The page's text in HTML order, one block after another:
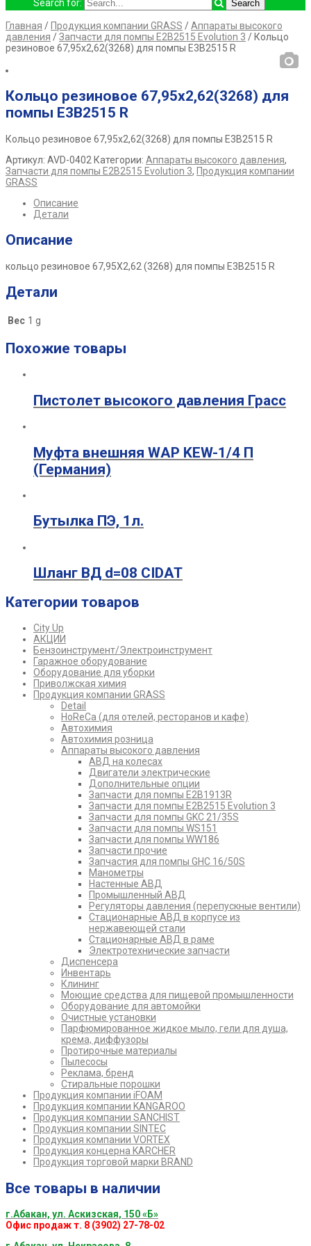
Search for:
Главная / Продукция компании GRASS /Аппараты высокого
давления /Запчасти для помпы E2B2515 Evolution 3 / Кольцо
резиновое 67,95х2,62(3268) для помпы E3B2515 R
Кольцо резиновое 67,95х2,62(3268) для
помпы E3B2515 R
Кольцо резиновое 67,95х2,62(3268) для помпы E3B2515 R
Артикул: AVD-0402 Категории: Аппараты высокого давления,
Запчасти для помпы E2B2515 Evolution 3, Продукция компании
GRASS
Описание
Детали
Описание
кольцо резиновое 67,95X2,62 (3268) для помпы E3B2515 R
Детали
Вес 1 g
Похожие товары
Пистолет высокого давления Грасс
Муфта внешняя WAP KEW-1/4 П
(Германия)
Бутылка ПЭ, 1л.
Шланг ВД d=08 CIDAT
Категории товаров
City Up
АКЦИИ
Бензоинструмент/Электроинструмент
Гаражное оборудование
Оборудование для уборки
Приволжская химия
Продукция компании GRASS
Detail
HoReCa (для отелей, ресторанов и кафе)
Автохимия
Автохимия розница
Аппараты высокого давления
АВД на колесах
Двигатели электрические
Дополнительные опции
Запчасти для помпы E2B1913R
Запчасти для помпы E2B2515 Evolution 3
Запчасти для помпы GKC 21/35S
Запчасти для помпы WS151
Запчасти для помпы WW186
Запчасти прочие
Запчастия для помпы GHC 16/50S
Манометры
Настенные АВД
Промышленный АВД
Регуляторы давления (перепускные вентили)
Стационарные АВД в корпусе из
нержавеющей стали
Стационарные АВД в раме
Электротехнические запчасти
Диспенсера
Инвентарь
Клининг
Моющие средства для пищевой промышленности
Оборудование для автомойки
Очистные установки
Парфюмированное жидкое мыло, гели для душа,
крема, диффузоры
Протирочные материалы
Пылесосы
Реклама, бренд
Стиральные порошки
Продукция компании iFOAM
Продукция компании KANGAROO
Продукция компании SANCHIST
Продукция компании SINTEC
Продукция компании VORTEX
Продукция концерна KARCHER
Продукция торговой марки BRAND
Все товары в наличии
г.Абакан, ул. Аскизская, 150 «Б»
Офис продаж т. 8 (3902) 27-78-02